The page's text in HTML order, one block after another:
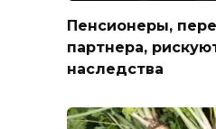
Пенсионеры,
партнера,
наследства